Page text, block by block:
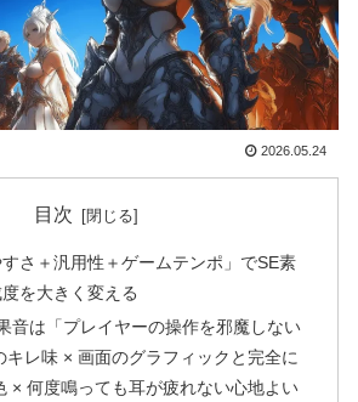
2026.05.24
目次
さ＋汎用性＋ゲームテンポ」でSE素
を大きく変える
音は「プレイヤーの操作を邪魔しない
キレ味 × 画面のグラフィックと完全に
× 何度鳴っても耳が疲れない心地よい